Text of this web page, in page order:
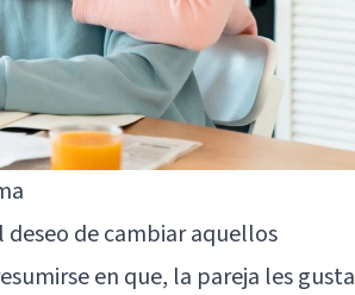
de cambiar aquellos
en que, la pareja les gusta